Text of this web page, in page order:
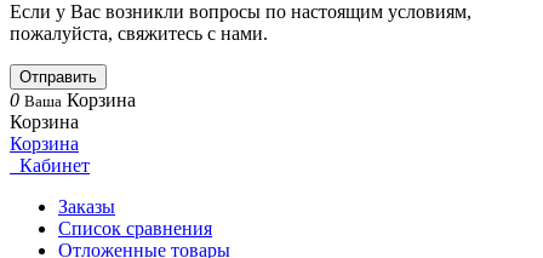
Если у Вас возникли вопросы по настоящим условиям,
пожалуйста, свяжитесь с нами.
Отправить
0 Ваша Корзина
Корзина
Корзина
Кабинет
Заказы
Список сравнения
Отложенные товары